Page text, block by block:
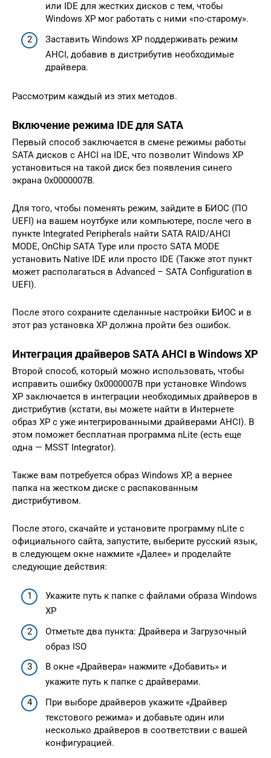
или IDE для жестких дисков с тем, чтобы
Windows XP мог работать с ними «по-старому».
Заставить Windows XP поддерживать режим
AHCI, добавив в дистрибутив необходимые
драйвера.
Рассмотрим каждый из этих методов.
Включение режима IDE для SATA
Первый способ заключается в смене режимы работы
SATA дисков с AHCI на IDE, что позволит Windows XP
установиться на такой диск без появления синего
экрана 0x0000007B.
Для того, чтобы поменять режим, зайдите в БИОС (ПО
UEFI) на вашем ноутбуке или компьютере, после чего в
пункте Integrated Peripherals найти SATA RAID/AHCI
MODE, OnChip SATA Type или просто SATA MODE
установить Native IDE или просто IDE (Также этот пункт
может располагаться в Advanced – SATA Configuration в
UEFI).
После этого сохраните сделанные настройки БИОС и в
этот раз установка XP должна пройти без ошибок.
Интеграция драйверов SATA AHCI в Windows XP
Второй способ, который можно использовать, чтобы
исправить ошибку 0x0000007B при установке Windows
XP заключается в интеграции необходимых драйверов в
дистрибутив (кстати, вы можете найти в Интернете
образ XP с уже интегрированными драйверами AHCI). В
этом поможет бесплатная программа nLite (есть еще
одна — MSST Integrator).
Также вам потребуется образ Windows XP, а вернее
папка на жестком диске с распакованным
дистрибутивом.
После этого, скачайте и установите программу nLite с
официального сайта, запустите, выберите русский язык,
в следующем окне нажмите «Далее» и проделайте
следующие действия:
Укажите путь к папке с файлами образа Windows
XP
Отметьте два пункта: Драйвера и Загрузочный
образ ISO
В окне «Драйвера» нажмите «Добавить» и
укажите путь к папке с драйверами.
При выборе драйверов укажите «Драйвер
текстового режима» и добавьте один или
несколько драйверов в соответствии с вашей
конфигурацией.